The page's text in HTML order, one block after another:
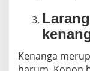
Kenanga